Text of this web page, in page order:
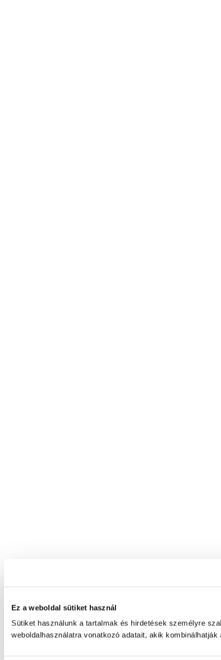
Ez a weboldal sütiket használ
Sütiket használunk a tartalmak és hirdetések személyre
weboldalhasználatra vonatkozó adatait, akik